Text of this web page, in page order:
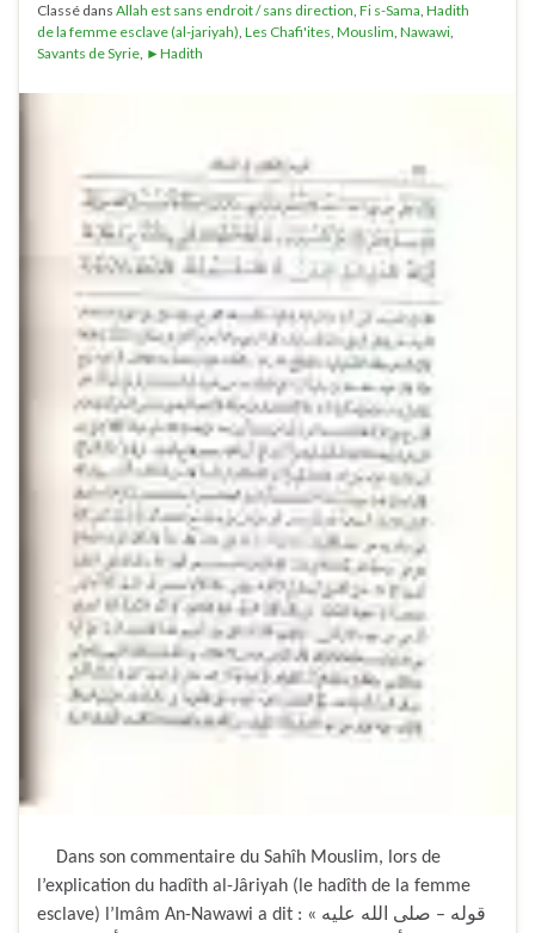
Classé dans Allah est sans endroit / sans direction, Fi s-Sama, Hadith
de la femme esclave (al-jariyah), Les Chafi'ites, Mouslim, Nawawi,
Savants de Syrie, ►Hadith
Dans son commentaire du Sahîh Mouslim, lors de
l’explication du hadîth al-Jâriyah (le hadîth de la femme
esclave) l’Imâm An-Nawawi a dit : « قوله – صلى الله عليه